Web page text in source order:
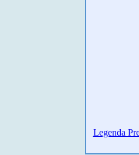
Legenda